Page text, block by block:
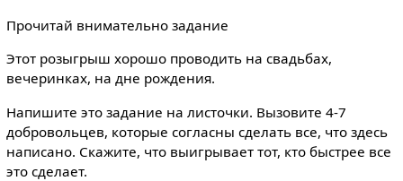
Прочитай внимательно задание
Этот розыгрыш хорошо проводить на свадьбах,
вечеринках, на дне рождения.
Напишите это задание на листочки. Вызовите 4-7
добровольцев, которые согласны сделать все, что здесь
написано. Скажите, что выигрывает тот, кто быстрее все
это сделает.